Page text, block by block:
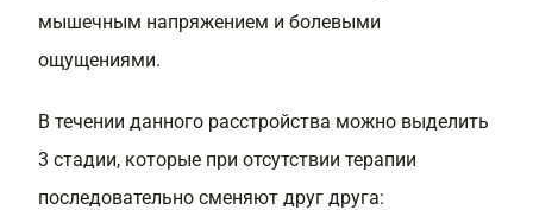
мышечным напряжением и болевыми
ощущениями.
В течении данного расстройства можно выделить
3 стадии, которые при отсутствии терапии
последовательно сменяют друг друга: